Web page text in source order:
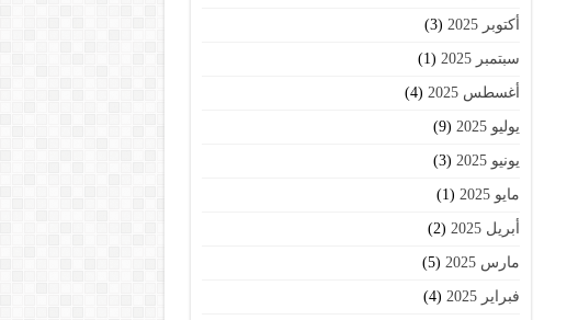
أكتوبر 2025 (3)
سبتمبر 2025 (1)
أغسطس 2025 (4)
يوليو 2025 (9)
يونيو 2025 (3)
مايو 2025 (1)
أبريل 2025 (2)
مارس 2025 (5)
فبراير 2025 (4)